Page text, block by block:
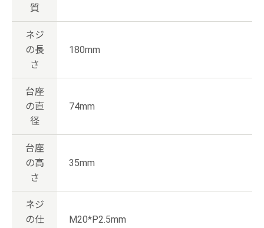
質
ネジ
の長
さ
180mm
台座
の直
径
74mm
台座
の高
さ
35mm
ネジ
の仕
M20*P2.5mm